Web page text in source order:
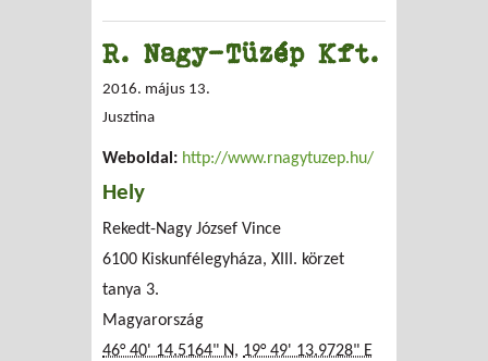
R. Nagy-Tüzép Kft.
2016. május 13.
Jusztina
Weboldal: http://www.rnagytuzep.hu/
Hely
Rekedt-Nagy József Vince
6100 Kiskunfélegyháza, XIII. körzet
tanya 3.
Magyarország
46° 40' 14.5164" N, 19° 49' 13.9728" E